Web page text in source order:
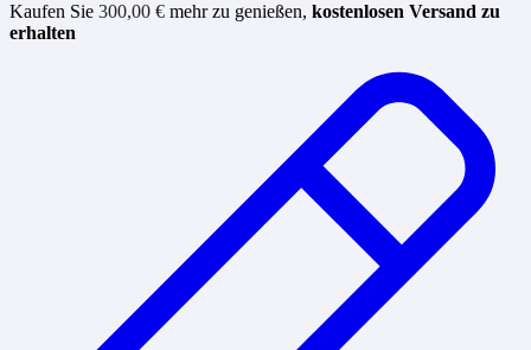
Kaufen Sie 300,00 € mehr zu genießen, kostenlosen Versand zu
erhalten